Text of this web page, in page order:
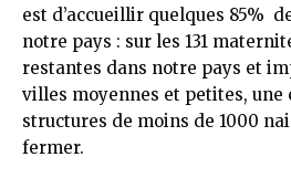
est d’accueillir quelques 85%
notre pays : sur les 131
restantes dans notre pays et
villes moyennes et petites, une
structures de moins de 1000
fermer.